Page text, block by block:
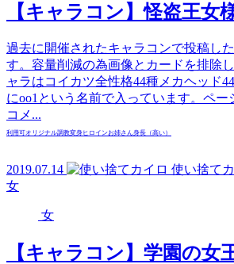
【キャラコン】怪盗王女
過去に開催されたキャラコンで投稿し
す。容量削減の為画像とカードを排除
ャラはコイカツ全性格44種メカヘッド
にoo1という名前で入っています。ペー
コメ...
利用可オリジナル調教変身ヒロインお姉さん 身長（高い）
2019.07.14 使い捨て
女
女
【キャラコン】学園の女